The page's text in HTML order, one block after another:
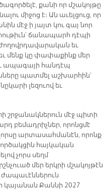
քանի որ մշակոյթը
միջոց է։ Ան աւելցուց, որ
մէջ ի յայտ կու գայ նոր
ճանապարհ դէպի
եւ
մենք կը փափաքինք մեր
ապագայի հանդէպ
պատմել աշխարհին՝
լեզուով եւ
շրջանակներուն մէջ պիտի
բեմադրիչներ, որոնցմէ
արտասահմանէն, որոնք
հայկական
չորս սեղմ
մեր երկրի մշակոյթէն
ժապաւէններուն
Քաննի 2027